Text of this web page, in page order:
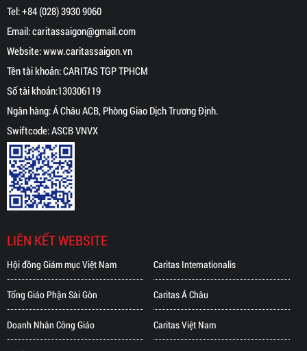
Tel:+84 (028) 3930 9060
Email:caritassaigon@gmail.com
Website:www.caritassaigon.vn
Tên tài khoản: CARITAS TGP TPHCM
Số tài khoản:130306119
Ngân hàng: Á Châu ACB, Phòng Giao Dịch Trương Định.
Swiftcode: ASCB VNVX
LIÊN KẾT WEBSITE
Hội đồng Giám mục Việt Nam
Tổng Giáo Phận Sài Gòn
Doanh Nhân Công Giáo
Caritas Internationalis
Caritas Á Châu
Caritas Việt Nam